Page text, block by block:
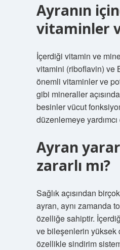
Ayranın
vitaminler
İçerdiği vitamin ve
vitamini (riboflavin) ve
önemli vitaminler ve
gibi mineraller
besinler vücut
düzenlemeye
Ayran
zararlı mı?
Sağlık açısından
ayran, aynı zamanda
özelliğe sahiptir.
ve bileşenlerin yüksek
özellikle sindirim